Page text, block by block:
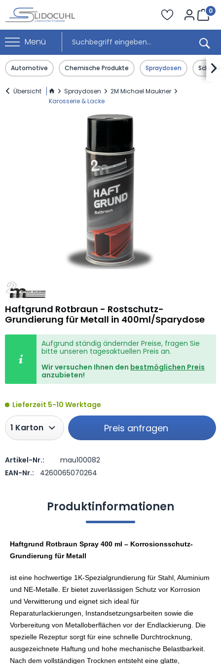
Menü
0
Automotive Chemische Produkte Spraydosen 
Übersicht Spraydosen
2M Michael Maukner
Karosserie & Lacke
Haftgrund Rotbraun - Rostschutz-
Grundierung für Metall in 400ml/Sparydose
Aufgrund ständig ändernder Preise, fragen Sie
bitte unseren tagesaktuellen Preis an.
Wir versuchen Ihnen den bestmöglichen Preis
anzubieten!
Lieferzeit 5-10 Werktage
Preis anfragen
Preis anfragen
Artikel-Nr.:
mau100082
EAN-Nr.:
4260065070264
Produktinformationen
Haftgrund Rotbraun Spray 400 ml – Korrosionsschutz-
Grundierung für Metall
ist eine hochwertige 1K-Spezialgrundierung für Stahl, Aluminium
und NE-Metalle. Er bietet zuverlässigen Schutz vor Korrosion
und Verwitterung und eignet sich ideal für
Reparaturlackierungen, Instandsetzungsarbeiten sowie die
Vorbereitung von Metalloberflächen vor der Endlackierung. Die
spezielle Rezeptur sorgt für eine schnelle Durchtrocknung,
ausgezeichnete Haftung und hohe mechanische Belastbarkeit.
Nach dem vollständigen Trocknen entsteht eine glatte,